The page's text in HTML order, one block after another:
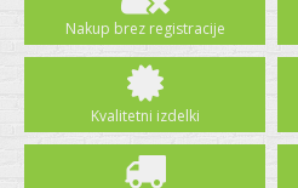
Nakup brez registracije
Kvalitetni izdelki